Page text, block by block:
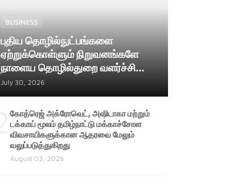
BUSINESS
புதிய தொழில்நுட்பங்களை
ஏற்றுக்கொள்ளும் நிறுவனங்களே
நாளைய தொழில்துறை வளர்ச்சியை
வழிநடத்தும் ; அமைச்சர் பி. மதன்
ராஜா
July 30, 2026
கோத்ரெஜ் அக்ரோவெட், அஷிடாகா மற்றும்
டக்காய் மூலம் தமிழ்நாட்டு மக்காச்சோள
விவசாயிகளுக்கான ஆதரவை மேலும்
வலுப்படுத்துகிறது
August 03, 2026